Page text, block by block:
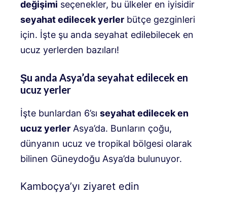
değişimi seçenekler, bu ülkeler en iyisidir
seyahat edilecek yerler bütçe gezginleri
için. İşte şu anda seyahat edilebilecek en
ucuz yerlerden bazıları!
Şu anda Asya’da seyahat edilecek en
ucuz yerler
İşte bunlardan 6’sı seyahat edilecek en
ucuz yerler Asya’da. Bunların çoğu,
dünyanın ucuz ve tropikal bölgesi olarak
bilinen Güneydoğu Asya’da bulunuyor.
Kamboçya’yı ziyaret edin